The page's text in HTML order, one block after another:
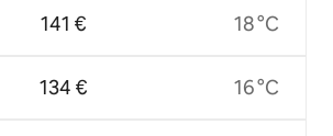
141 €
134 €
18 °C
16 °C